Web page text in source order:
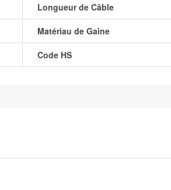
Longueur de Câble
Matériau de Gaine
Code HS